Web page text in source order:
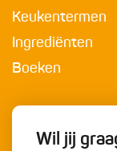
Keukentermen
Ingrediënten
Boeken
Wil jij